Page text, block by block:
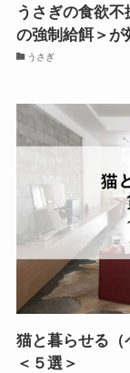
うさぎの食欲
の強制給餌＞が
うさぎ
猫と暮らせる（
＜５選＞